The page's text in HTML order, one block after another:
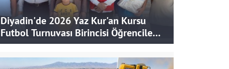
Diyadin'de 2026 Yaz Kur'an Kursu
Futbol Turnuvası Birincisi Öğrencilere
Hediye